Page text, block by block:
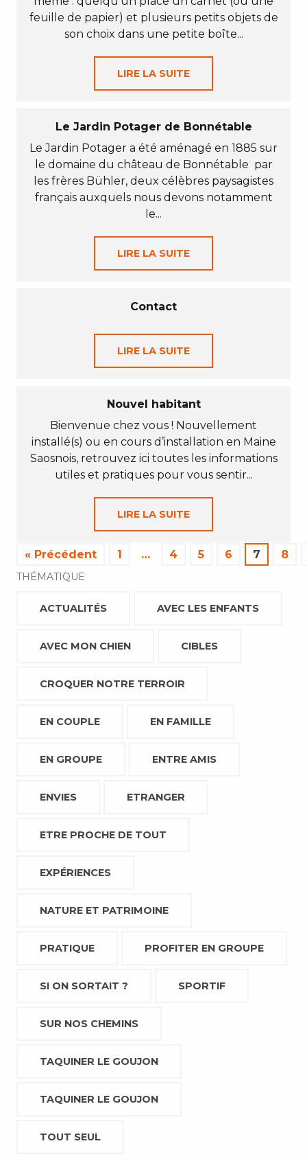
feuille de papier) et plusieurs petits objets de
son choix dans une petite boîte...
LIRE LA SUITE
Le Jardin Potager de Bonnétable
Le Jardin Potager a été aménagé en 1885 sur
le domaine du château de Bonnétable par
les frères Bühler, deux célèbres paysagistes
français auxquels nous devons notamment
le...
LIRE LA SUITE
Contact
LIRE LA SUITE
Nouvel habitant
Bienvenue chez vous ! Nouvellement
installé(s) ou en cours d’installation en Maine
Saosnois, retrouvez ici toutes les informations
utiles et pratiques pour vous sentir...
LIRE LA SUITE
« Précédent 1 … 4 5 6 7 8
THÉMATIQUE
ACTUALITÉS AVEC LES ENFANTS
AVEC MON CHIEN CIBLES
CROQUER NOTRE TERROIR
EN COUPLE EN FAMILLE
EN GROUPE ENTRE AMIS
ENVIES ETRANGER
ETRE PROCHE DE TOUT
EXPÉRIENCES
NATURE ET PATRIMOINE
PRATIQUE PROFITER EN GROUPE
SI ON SORTAIT ? SPORTIF
SUR NOS CHEMINS
TAQUINER LE GOUJON
TAQUINER LE GOUJON
TOUT SEUL